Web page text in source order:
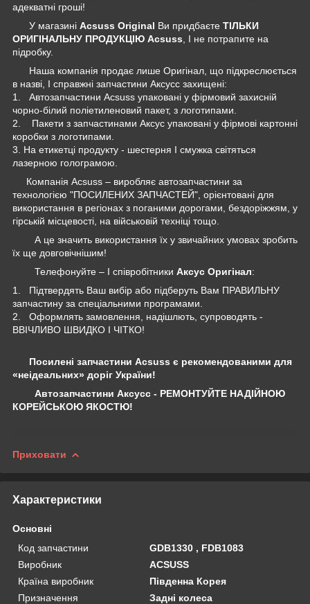
адекватні гроші!
У магазині Acsuss Original Ви придбаєте ТІЛЬКИ
ОРИГІНАЛЬНУ ПРОДУКЦІЮ Acsuss , І не потрапите на
підробку.
Наша компанія продає лише Оригінал, що підкреслюється
в назві, І справжні запчастини Аксусс захищені:
1. Автозапчастини Acsuss упаковані у фірмовий захисній
чорно-білий поліетиленовий пакет, з логотипами.
2. Пакети з запчастинами Аксус упаковані у фірмові картонні
коробки з логотипами.
3. На етикетці продукту - шестерня І смужка світяться
лазерною голограмою.
Компанія Acsuss – виробляє автозапчастини за
технологією "ПОСИЛЕНИХ ЗАПЧАСТЕЙ", орієнтовані для
використання в регіонах з поганими дорогами, бездоріжжям, у
гірській місцевості, на військовій техніці тощо.
А це значить використання їх у звичайних умовах зробить
їх ще довговічнішим!
Телефонуйте – І співробітники Аксус Оригінал:
1. Підтвердять Ваш вибір або підберуть Вам ПРАВИЛЬНУ
запчастину за спеціальними програмами.
2. Оформлять замовлення, надішлють, супроводять -
ВВІЧЛИВО ШВИДКО І ЧІТКО!
Посилені запчастини Acsuss є рекомендованими для
«неідеальних» доріг України!
Автозапчастини Аксусс - РЕМОНТУЙТЕ НАДІЙНОЮ
КОРЕЙСЬКОЮ ЯКОСТЮ!
Приховати
Характеристики
Основні
Код запчастини
GDB1330 , FDB1083
Виробник
ACSUSS
Країна виробник
Південна Корея
Призначення
Задні колеса